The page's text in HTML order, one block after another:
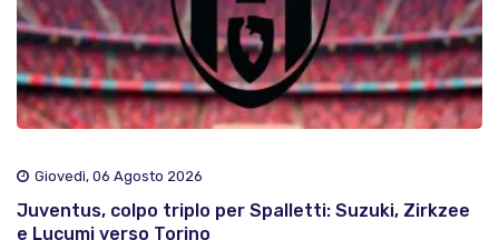
Giovedì, 06 Agosto 2026
Juventus, colpo triplo per Spalletti: Suzuki, Zirkzee
e Lucumi verso Torino